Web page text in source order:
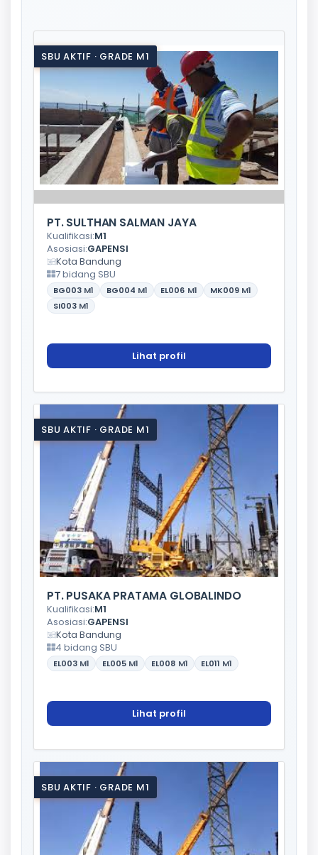
SBU AKTIF · GRADE M1
PT. SULTHAN SALMAN JAYA
Kualifikasi:M1
Asosiasi:GAPENSI
Kota Bandung
7 bidang SBU
BG003 M1 BG004 M1 EL006 M1 MK009 M1
SI003 M1
Lihat profil
SBU AKTIF · GRADE M1
PT. PUSAKA PRATAMA GLOBALINDO
Kualifikasi:M1
Asosiasi:GAPENSI
Kota Bandung
4 bidang SBU
EL003 M1 EL005 M1 EL008 M1 EL011 M1
Lihat profil
SBU AKTIF · GRADE M1